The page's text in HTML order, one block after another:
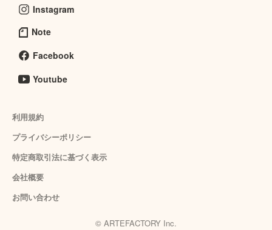
Instagram
Note
Facebook
Youtube
利用規約
プライバシーポリシー
特定商取引法に基づく表示
会社概要
お問い合わせ
© ARTEFACTORY Inc.